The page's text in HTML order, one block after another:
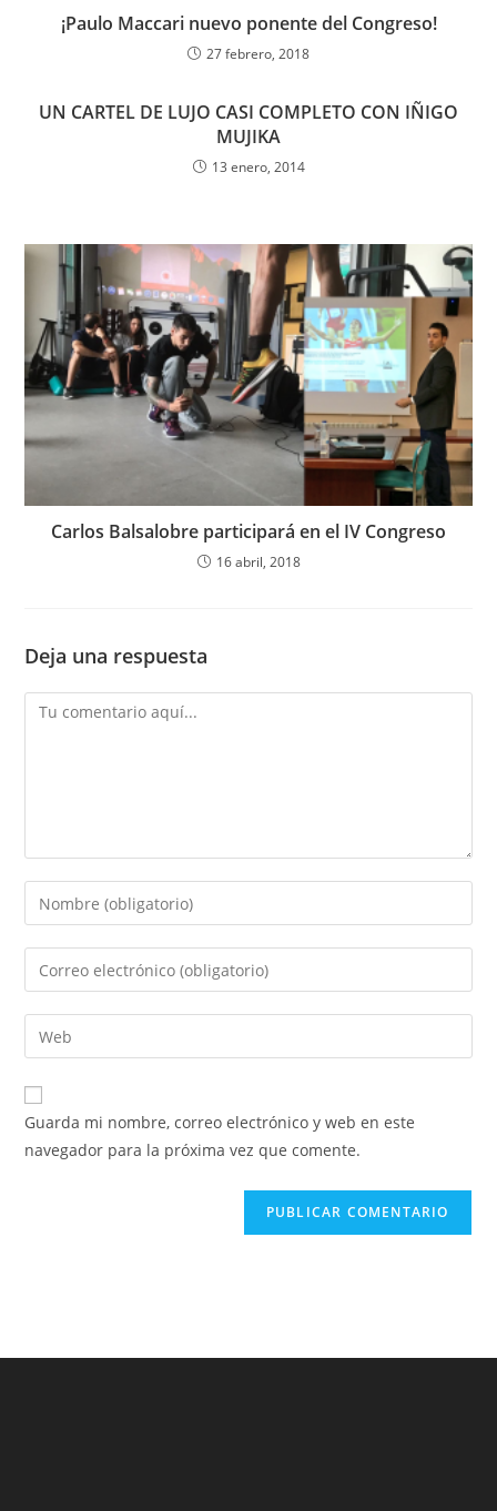
¡Paulo Maccari nuevo ponente del Congreso!
27 febrero, 2018
UN CARTEL DE LUJO CASI COMPLETO CON IÑIGO
MUJIKA
13 enero, 2014
Carlos Balsalobre participará en el IV Congreso
16 abril, 2018
Deja una respuesta
Guarda mi nombre, correo electrónico y web en este
navegador para la próxima vez que comente.